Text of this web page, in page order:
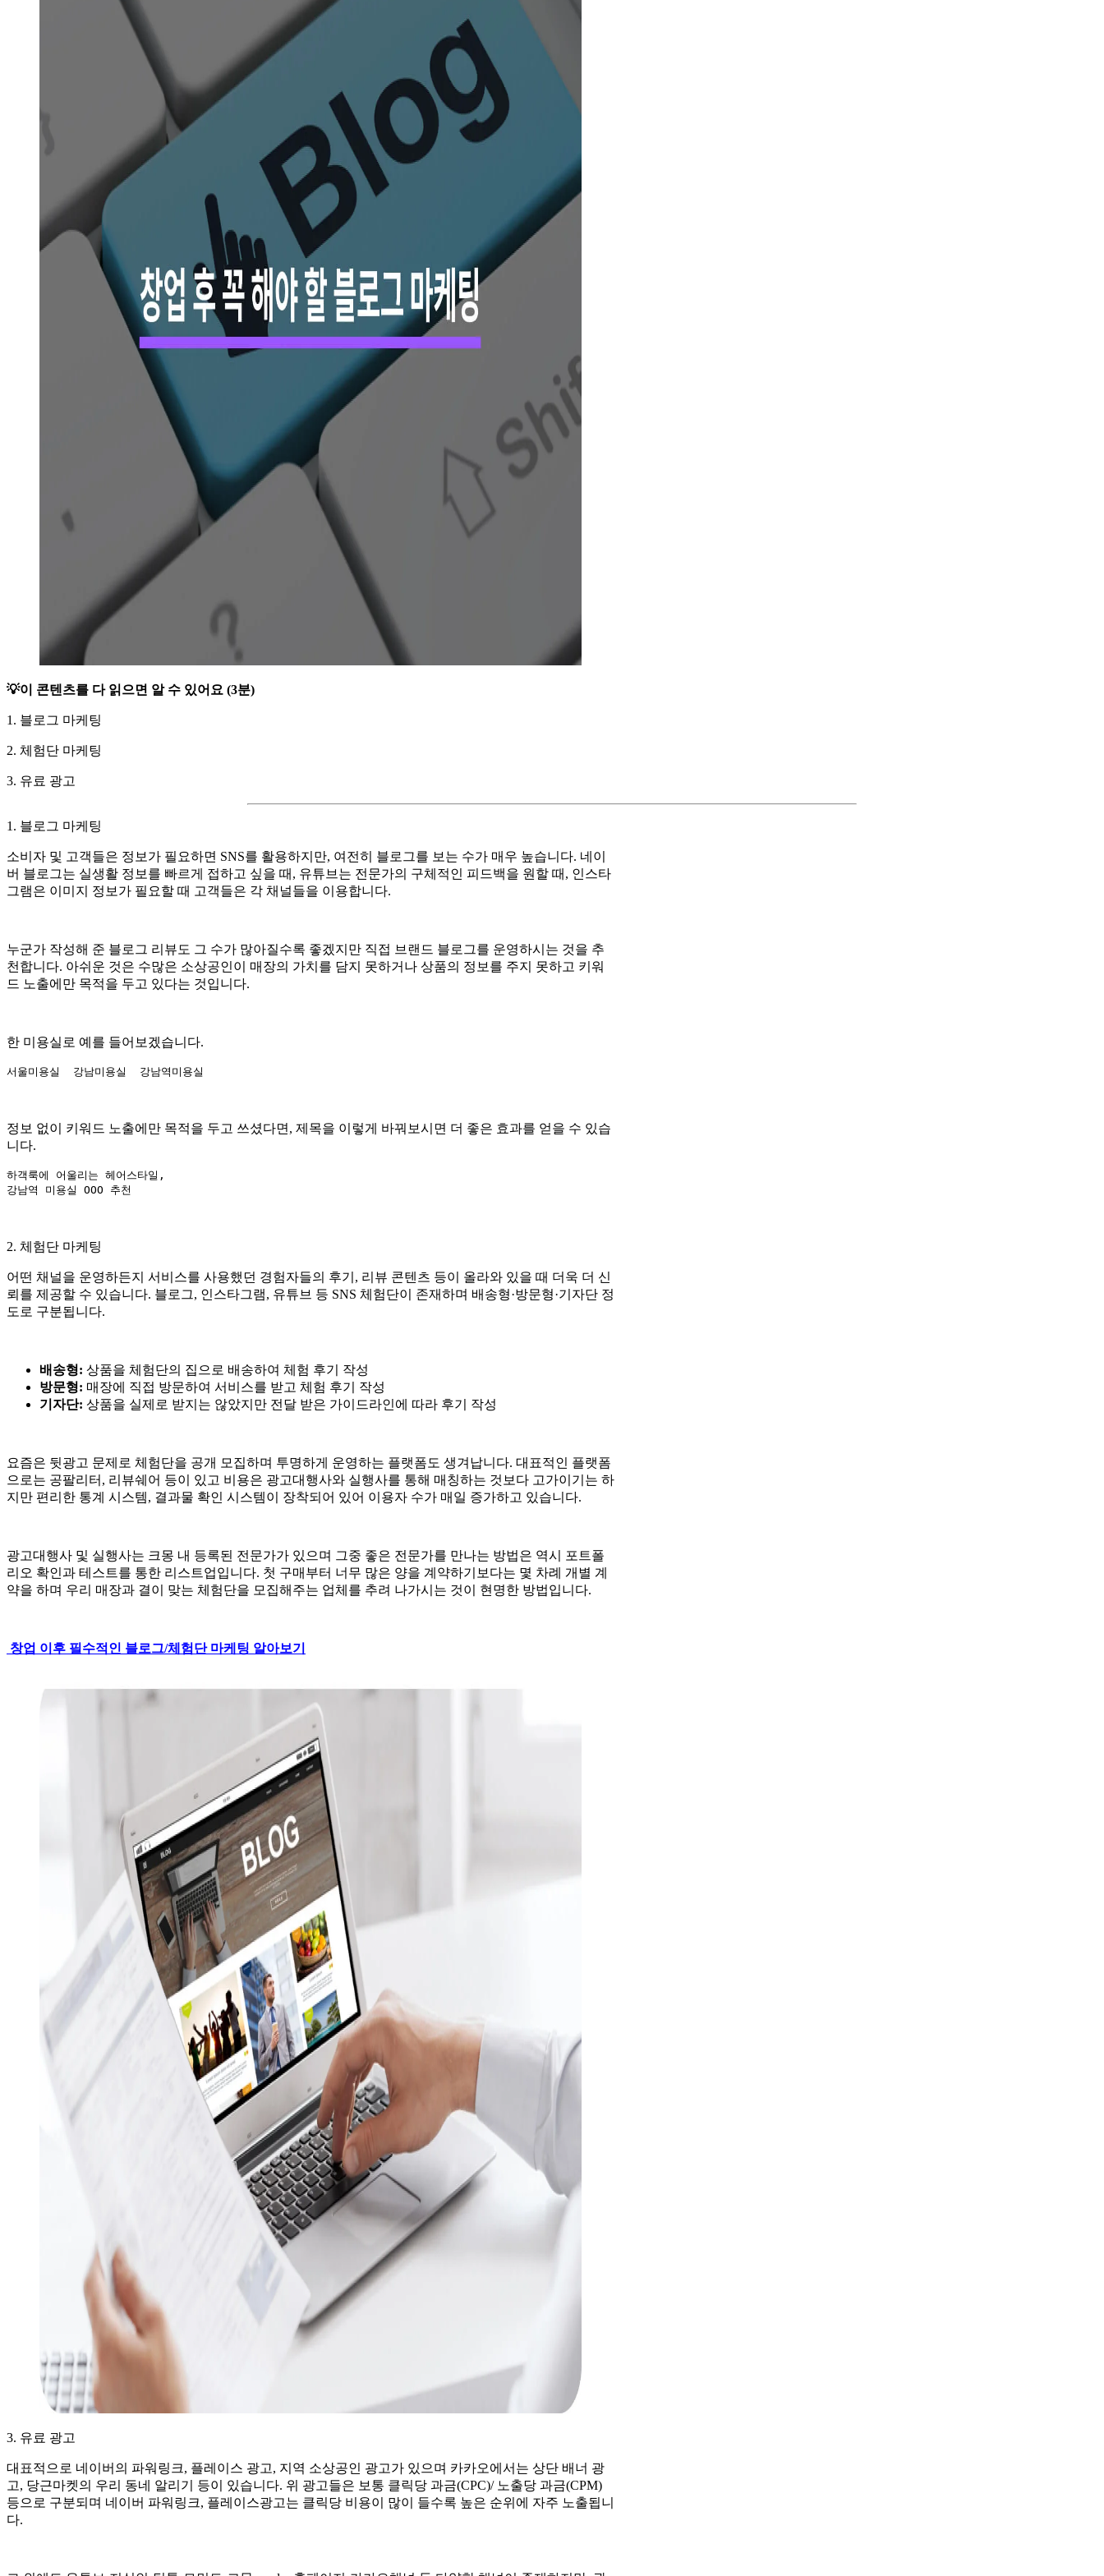
💡이 콘텐츠를 다 읽으면 알 수 있어요 (3분)
1. 블로그 마케팅
2. 체험단 마케팅
3. 유료 광고
1. 블로그 마케팅
소비자 및 고객들은 정보가 필요하면 SNS를 활용하지만, 여전히 블로그를 보는 수가 매우 높습니다. 네이
버 블로그는 실생활 정보를 빠르게 접하고 싶을 때, 유튜브는 전문가의 구체적인 피드백을 원할 때, 인스타
그램은 이미지 정보가 필요할 때 고객들은 각 채널들을 이용합니다.
누군가 작성해 준 블로그 리뷰도 그 수가 많아질수록 좋겠지만 직접 브랜드 블로그를 운영하시는 것을 추
천합니다. 아쉬운 것은 수많은 소상공인이 매장의 가치를 담지 못하거나 상품의 정보를 주지 못하고 키워
드 노출에만 목적을 두고 있다는 것입니다.
한 미용실로 예를 들어보겠습니다.
정보 없이 키워드 노출에만 목적을 두고 쓰셨다면, 제목을 이렇게 바꿔보시면 더 좋은 효과를 얻을 수 있습
니다.
하객룩에 어울리는 헤어스타일,
2. 체험단 마케팅
어떤 채널을 운영하든지 서비스를 사용했던 경험자들의 후기, 리뷰 콘텐츠 등이 올라와 있을 때 더욱 더 신
뢰를 제공할 수 있습니다. 블로그, 인스타그램, 유튜브 등 SNS 체험단이 존재하며 배송형·방문형·기자단 정
도로 구분됩니다.
배송형: 상품을 체험단의 집으로 배송하여 체험 후기 작성
방문형: 매장에 직접 방문하여 서비스를 받고 체험 후기 작성
기자단: 상품을 실제로 받지는 않았지만 전달 받은 가이드라인에 따라 후기 작성
요즘은 뒷광고 문제로 체험단을 공개 모집하며 투명하게 운영하는 플랫폼도 생겨납니다. 대표적인 플랫폼
으로는 공팔리터, 리뷰쉐어 등이 있고 비용은 광고대행사와 실행사를 통해 매칭하는 것보다 고가이기는 하
지만 편리한 통계 시스템, 결과물 확인 시스템이 장착되어 있어 이용자 수가 매일 증가하고 있습니다.
광고대행사 및 실행사는 크몽 내 등록된 전문가가 있으며 그중 좋은 전문가를 만나는 방법은 역시 포트폴
리오 확인과 테스트를 통한 리스트업입니다. 첫 구매부터 너무 많은 양을 계약하기보다는 몇 차례 개별 계
약을 하며 우리 매장과 결이 맞는 체험단을 모집해주는 업체를 추려 나가시는 것이 현명한 방법입니다.
창업 이후 필수적인 블로그/체험단 마케팅 알아보기
3. 유료 광고
대표적으로 네이버의 파워링크, 플레이스 광고, 지역 소상공인 광고가 있으며 카카오에서는 상단 배너 광
고, 당근마켓의 우리 동네 알리기 등이 있습니다. 위 광고들은 보통 클릭당 과금(CPC)/ 노출당 과금(CPM)
등으로 구분되며 네이버 파워링크, 플레이스광고는 클릭당 비용이 많이 들수록 높은 순위에 자주 노출됩니
다.